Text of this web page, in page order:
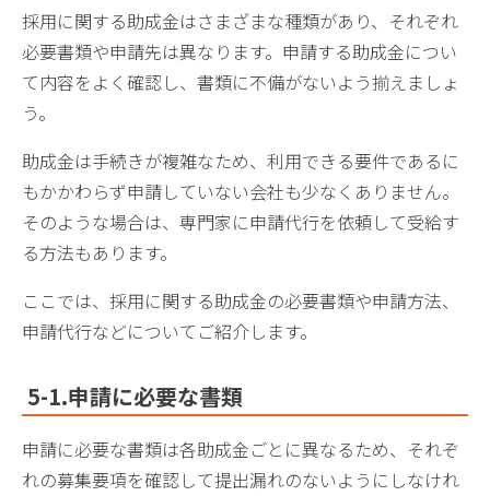
採用に関する助成金はさまざまな種類があり、それぞれ
必要書類や申請先は異なります。申請する助成金につい
て内容をよく確認し、書類に不備がないよう揃えましょ
う。
助成金は手続きが複雑なため、利用できる要件であるに
もかかわらず申請していない会社も少なくありません。
そのような場合は、専門家に申請代行を依頼して受給す
る方法もあります。
ここでは、採用に関する助成金の必要書類や申請方法、
申請代行などについてご紹介します。
5-1.申請に必要な書類
申請に必要な書類は各助成金ごとに異なるため、それぞ
れの募集要項を確認して提出漏れのないようにしなけれ